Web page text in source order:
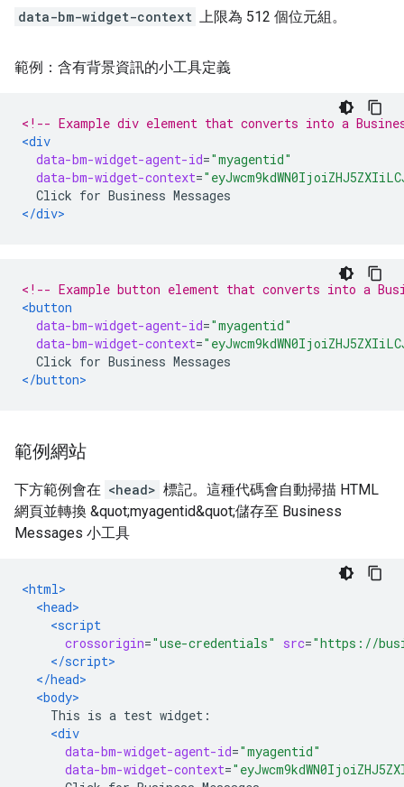
data-bm-widget-context 上限為 512 個位元組。
範例：含有背景資訊的小工具定義
<!-- Example div element that converts into a
<div
data-bm-widget-agent-id="myagentid"
data-bm-widget-context=
Click for Business Messages
</div>
<!-- Example button element that converts into a
<button
data-bm-widget-agent-id="myagentid"
data-bm-widget-context=
Click for Business Messages
</button>
範例網站
下方範例會在 <head> 標記。這種代碼會自動掃描 HTML
網頁並轉換 &quot;myagentid&quot;儲存至 Business
Messages 小工具
<html>
<head>
<script
crossorigin="use-credentials" src="https://
</script>
</head>
<body>
This is a test widget:
<div
data-bm-widget-agent-id="myagentid"
data-bm-widget-context=